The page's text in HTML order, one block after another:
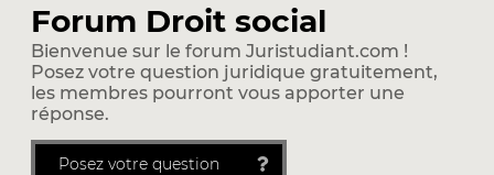
Forum Droit social
Bienvenue sur le forum Juristudiant.com !
Posez votre question juridique gratuitement,
les membres pourront vous apporter une
réponse.
Posez votre question